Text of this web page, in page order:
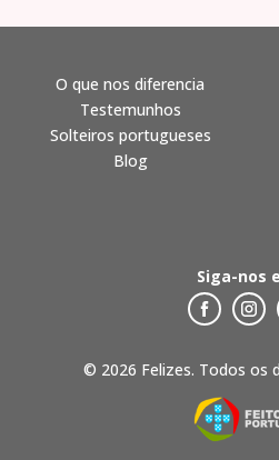
© 2026 Felizes. Todos os
O que nos diferencia
Testemunhos
Solteiros portugueses
Blog
Siga-nos